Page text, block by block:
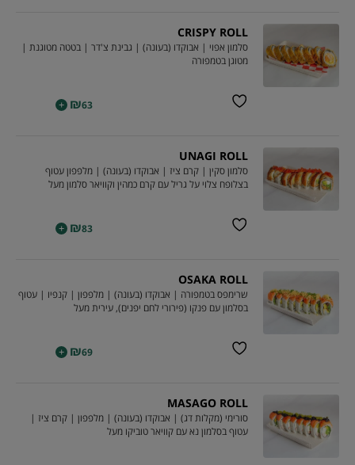
CRISPY ROLL
סלמון אפוי | אבוקדו (בעונה) | גבינת צ'דר | בטטה מטוגנת |
מטוגן בטמפורה
₪63
+
UNAGI ROLL
סלמון סקין | קרם ציז | אבוקדו (בעונה) | מלפפון עטוף
בצלופח צלוי על גריל עם קרם כמהין וקוויאר סלמון מעל
₪83
+
OSAKA ROLL
שרימפס בטמפורה | אבוקדו (בעונה) | מלפפון | קנפיו | עטוף
בסלמון עם פנקו (פירורי לחם יפנים), עירית מעל
₪69
+
MASAGO ROLL
סורימי (מקלות דג) | אבוקדו (בעונה) | מלפפון | קרם ציז |
עטוף בסלמון נא עם קוויאר טוביקו מעל